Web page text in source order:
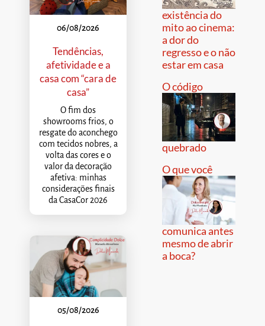
06/08/2026
Tendências,
afetividade e a
casa com “cara de
casa”
O fim dos
showrooms frios, o
resgate do aconchego
com tecidos nobres, a
volta das cores e o
valor da decoração
afetiva: minhas
considerações finais
da CasaCor 2026
05/08/2026
existência do
mito ao cinema:
a dor do
regresso e o não
estar em casa
O código
quebrado
O que você
comunica antes
mesmo de abrir
a boca?